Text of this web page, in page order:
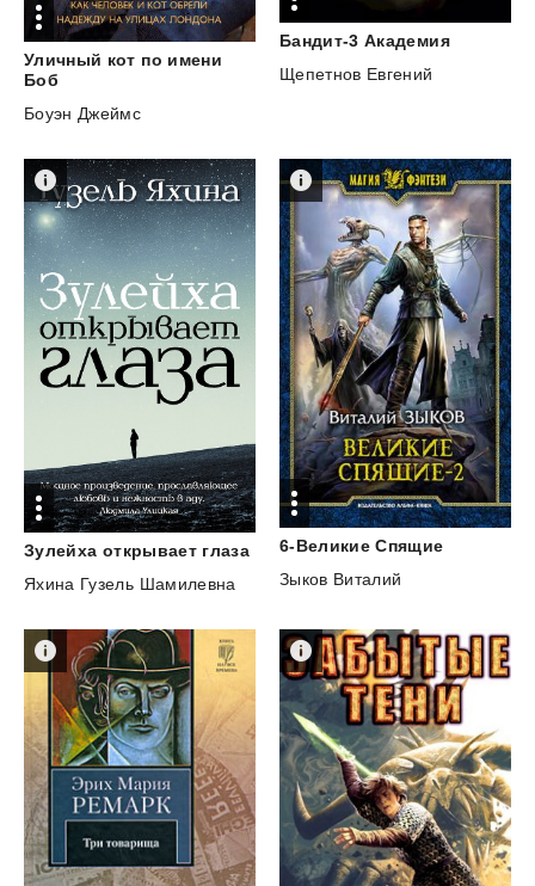
Уличный кот по имени
Боб
Боуэн Джеймс
Бандит-3 Академия
Щепетнов Евгений
Зулейха открывает глаза
Яхина Гузель Шамилевна
6-Великие Спящие
Зыков Виталий